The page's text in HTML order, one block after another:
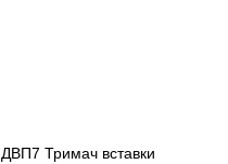
ДВП7 Тримач вставки